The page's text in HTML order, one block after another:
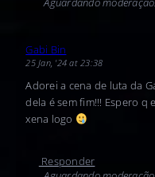
Gabi Bin
25 Jan, '24 at 23:38
Adorei a cena de luta da
dela é sem fim!!! Espero q
xena logo
Responder